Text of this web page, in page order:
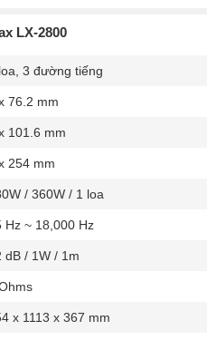
LX-2800
3 đường tiếng
76.2 mm
101.6 mm
254 mm
/ 360W / 1 loa
Hz ~ 18,000 Hz
dB / 1W / 1m
x 1113 x 367 mm